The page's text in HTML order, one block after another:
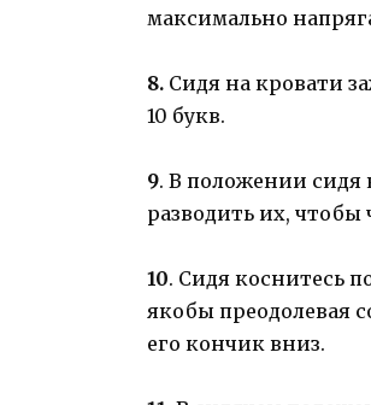
максимально
8. Сидя на кровати
10 букв.
9. В положении сидя
разводить их, чтобы
10. Сидя коснитесь
якобы преодолевая
его кончик вниз.